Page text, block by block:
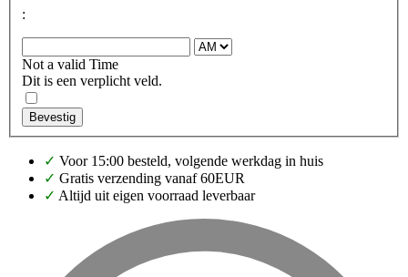
:
Not a valid Time
Dit is een verplicht veld.
Bevestig
✓ Voor 15:00 besteld, volgende werkdag in huis
✓ Gratis verzending vanaf 60EUR
✓ Altijd uit eigen voorraad leverbaar